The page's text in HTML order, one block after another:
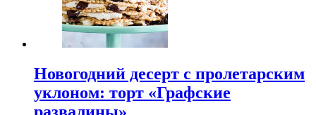
Новогодний десерт с пролетарским
уклоном: торт «Графские
развалины»